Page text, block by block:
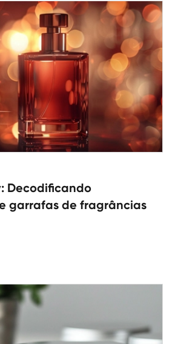
Decodificando
garrafas de fragrâncias